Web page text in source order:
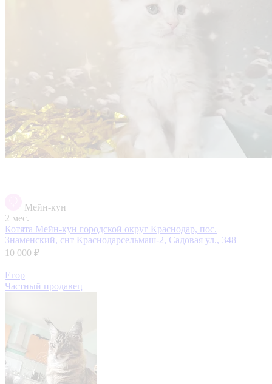
Мейн-кун
2 мес.
Котята Мейн-кун городской округ Краснодар, пос.
Знаменский, снт Краснодарсельмаш-2, Садовая ул., 348
10 000 ₽
Егор
Частный продавец